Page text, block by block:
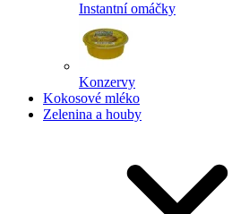
Instantní omáčky
Konzervy
Kokosové mléko
Zelenina a houby